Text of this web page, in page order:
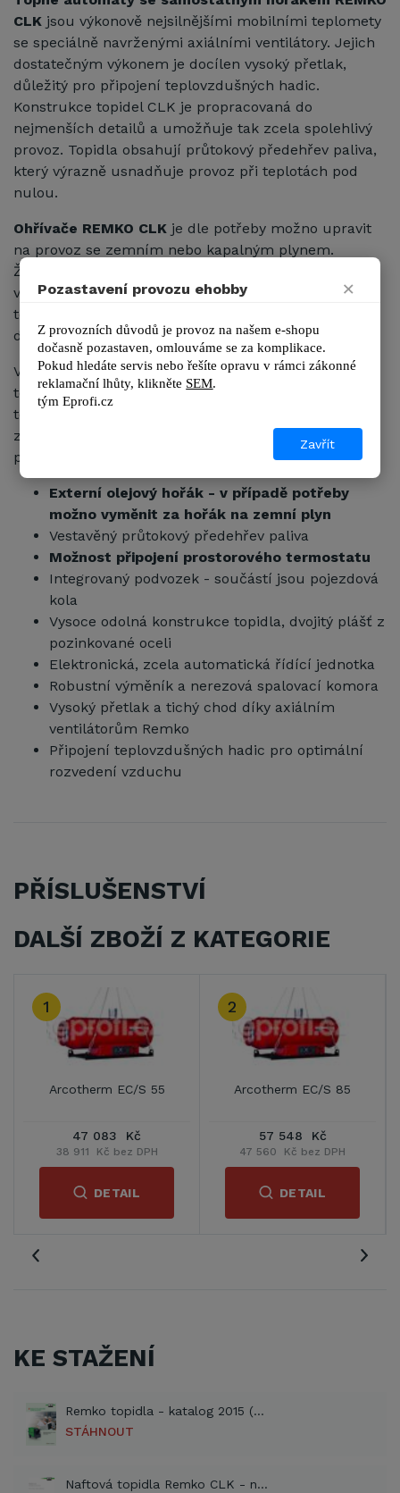
CLK jsou výkonově nejsilnějšími mobilními teplomety
se speciálně navrženými axiálními ventilátory. Jejich
dostatečným výkonem je docílen vysoký přetlak,
důležitý pro připojení teplovzdušných hadic.
Konstrukce topidel CLK je propracovaná do
nejmenších detailů a umožňuje tak zcela spolehlivý
provoz. Topidla obsahují průtokový předehřev paliva,
který výrazně usnadňuje provoz při teplotách pod
nulou.
Ohřívače REMKO CLK je dle potřeby možno upravit
na provoz se zemním nebo kapalným plynem.
Žádnou jinou topnou soustavu nelze tak optimálně
využít ve fóliovnících nebo sklenících jako právě
topný automat, který je možné zapojit na různé
druhy energie.
V případě potřeby vyrábí teplomet REMKO CLK 50
teplo bez nabíhací doby, na rozdíl od stávajících
teplovodních topných soustav nebo jiných topných
zařízení. To znamená úsporu energie, a tím
podstatné snížení nákladů na vytápění.
Externí olejový hořák - v případě potřeby
možno vyměnit za hořák na zemní plyn
Vestavěný průtokový předehřev paliva
Možnost připojení prostorového termostatu
Integrovaný podvozek - součástí jsou pojezdová
kola
Vysoce odolná konstrukce topidla, dvojitý plášť z
pozinkované oceli
Elektronická, zcela automatická řídící jednotka
Robustní výměník a nerezová spalovací komora
Vysoký přetlak a tichý chod díky axiálním
ventilátorům Remko
Připojení teplovzdušných hadic pro optimální
rozvedení vzduchu
PŘÍSLUŠENSTVÍ
DALŠÍ ZBOŽÍ Z KATEGORIE
EC/S 85
Kč bez DPH
Arcotherm GE/S 105
42 803 Kč bez DPH
KE STAŽENÍ
Remko topidla - katalog 2015 (PDF)
STÁHNOUT
Naftová topidla Remko CLK - návod (PDF)
Pozastavení provozu ehobby ×
Z provozních důvodů je provoz na našem e-shopu
dočasně pozastaven, omlouváme se za komplikace.
Pokud hledáte servis nebo řešíte opravu v rámci zákonné
reklamační lhůty, klikněte SEM.
tým Eprofi.cz
Zavřít